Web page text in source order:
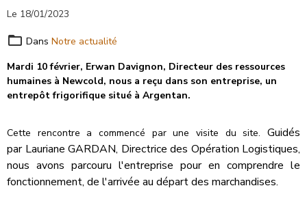
Le 18/01/2023
Dans Notre actualité
Mardi 10 février, Erwan Davignon, Directeur des ressources
humaines à Newcold, nous a reçu dans son entreprise, un
entrepôt frigorifique situé à Argentan.
Cette rencontre a commencé par une visite du site. Guidés
par Lauriane GARDAN, Directrice des Opération Logistiques,
nous avons parcouru l'entreprise pour en comprendre le
fonctionnement, de l'arrivée au départ des marchandises.